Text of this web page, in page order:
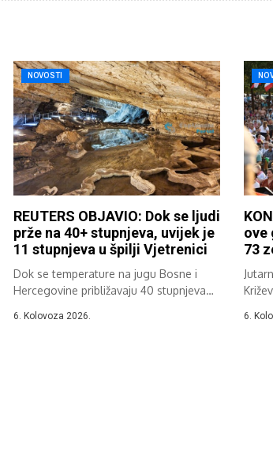
NOVOSTI
REUTERS OBJAVIO: Dok se ljudi
prže na 40+ stupnjeva, uvijek je
11 stupnjeva u špilji Vjetrenici
Dok se temperature na jugu Bosne i
Hercegovine približavaju 40 stupnjeva
6. Kolovoza 2026.
ove
73
6.